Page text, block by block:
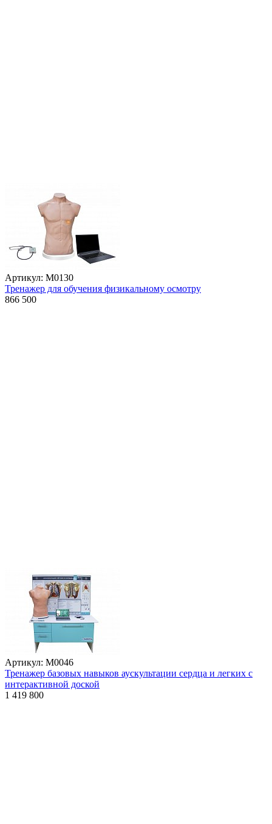
Артикул: М0130
Тренажер для обучения физикальному осмотру
866 500
Артикул: М0046
Тренажер базовых навыков аускультации сердца и легких с
интерактивной доской
1 419 800